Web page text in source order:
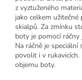
z vyztuženého
jako celkem
skialpů. Za zmínku
boty je pomocí
Na ráčně je
povolit i v
objemu boty.